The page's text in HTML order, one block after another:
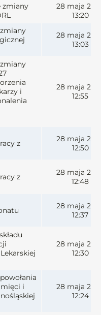
zmiany
28 maja
13:20
28 maja
13:03
i
28 maja
12:55
z
28 maja
12:50
z
28 maja
12:48
28 maja
12:37
28 maja
12:30
i
28 maja
12:24